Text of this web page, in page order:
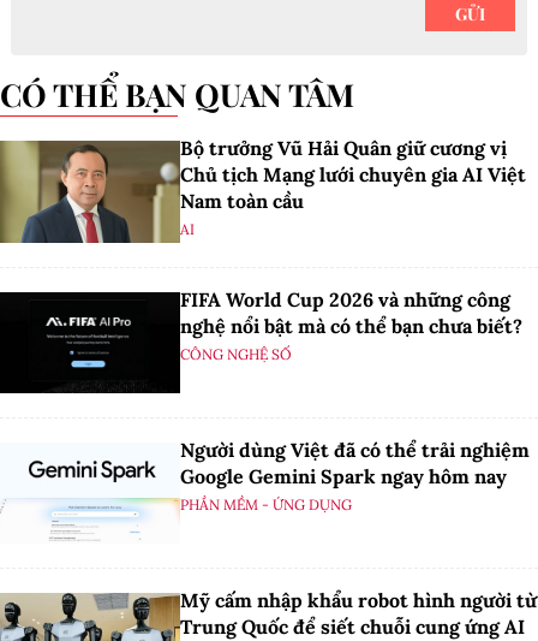
CÓ THỂ BẠN QUAN TÂM
Bộ trưởng Vũ Hải Quân giữ cương vị
Chủ tịch Mạng lưới chuyên gia AI Việt
Nam toàn cầu
AI
FIFA World Cup 2026 và những công
nghệ nổi bật mà có thể bạn chưa biết?
CÔNG NGHỆ SỐ
Người dùng Việt đã có thể trải nghiệm
Google Gemini Spark ngay hôm nay
PHẦN MỀM - ỨNG DỤNG
Mỹ cấm nhập khẩu robot hình người từ
Trung Quốc để siết chuỗi cung ứng AI